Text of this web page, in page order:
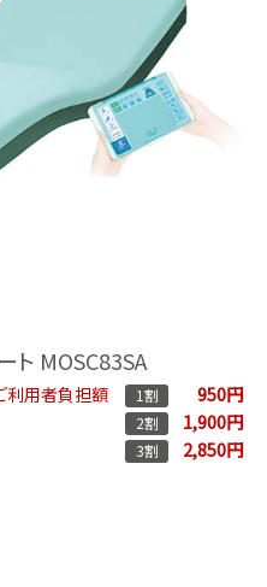
ト MOSC83SA
利用者負担額 1割 950円
2割 1,900円
3割 2,850円